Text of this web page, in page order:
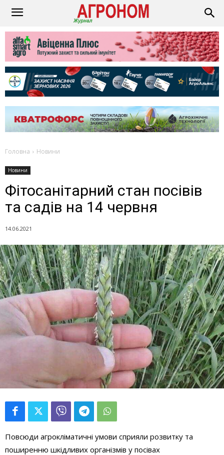
Головна Новини
Новини
Фітосанітарний стан посівів
та садів на 14 червня
14.06.2021
Повсюди агрокліматичні умови сприяли розвитку та
поширенню шкідливих організмів у посівах